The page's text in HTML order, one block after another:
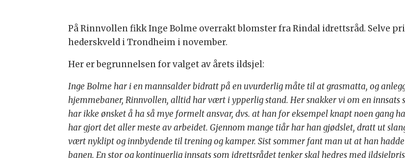
På Rinnvollen fikk Inge Bolme overrakt blomster fra Rindal idrettsråd. Selve
hederskveld i Trondheim i november.
Her er begrunnelsen for valget av årets ildsjel:
Inge Bolme har i en mannsalder bidratt på en uvurderlig måte til at grasmatta, og
hjemmebaner, Rinnvollen, alltid har vært i ypperlig stand. Her snakker vi om en innsats
har ikke ønsket å ha så mye formelt ansvar, dvs. at han for eksempel knapt noen gang
har gjort det aller meste av arbeidet. Gjennom mange tiår har han gjødslet, dratt ut
vært nyklipt og innbydende til trening og kamper. Sist sommer fant man ut at han
banen. En stor og kontinuerlig innsats som idrettsrådet tenker skal hedres med